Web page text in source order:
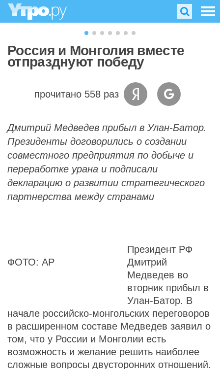
Россия и Монголия вместе
отпразднуют победу
прочитано 558 раз
Дмитрий Медведев прибыл в Улан-Батор.
Президенты договорились о создании
совместного предприятия по добыче и
переработке урана и подписали
декларацию о развитии стратегического
партнерства между странами
ФОТО: AP
Президент РФ
Дмитрий
Медведев во
вторник прибыл в
Улан-Батор. В
начале российско-монгольских переговоров
в расширенном составе Медведев заявил о
том, что у России и Монголии есть
возможность и желание решить наиболее
сложные вопросы двусторонних отношений.